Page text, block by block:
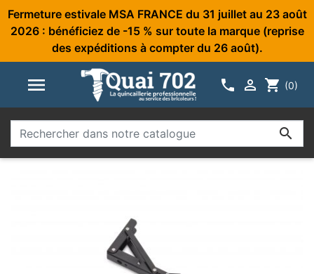
Fermeture estivale MSA FRANCE du 31 juillet au 23 août
2026 : bénéficiez de -15 % sur toute la marque (reprise
des expéditions à compter du 26 août).
   shopping_cart (0)
